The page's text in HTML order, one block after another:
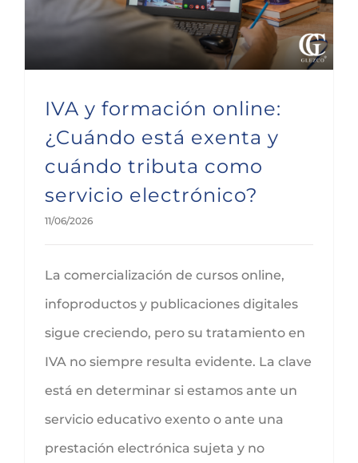
IVA y formación online:
¿Cuándo está exenta y
cuándo tributa como
servicio electrónico?
11/06/2026
La comercialización de cursos online,
infoproductos y publicaciones digitales
sigue creciendo, pero su tratamiento en
IVA no siempre resulta evidente. La clave
está en determinar si estamos ante un
servicio educativo exento o ante una
prestación electrónica sujeta y no